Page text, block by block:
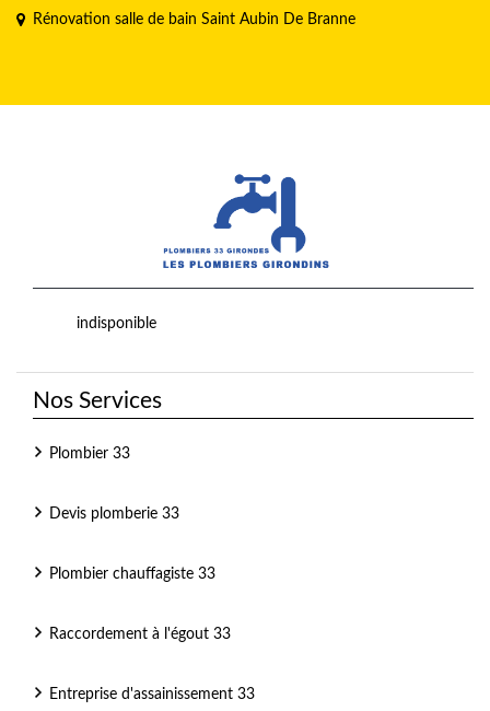
Rénovation salle de bain Saint Aubin De Branne
indisponible
Nos Services
Plombier 33
Devis plomberie 33
Plombier chauffagiste 33
Raccordement à l'égout 33
Entreprise d'assainissement 33